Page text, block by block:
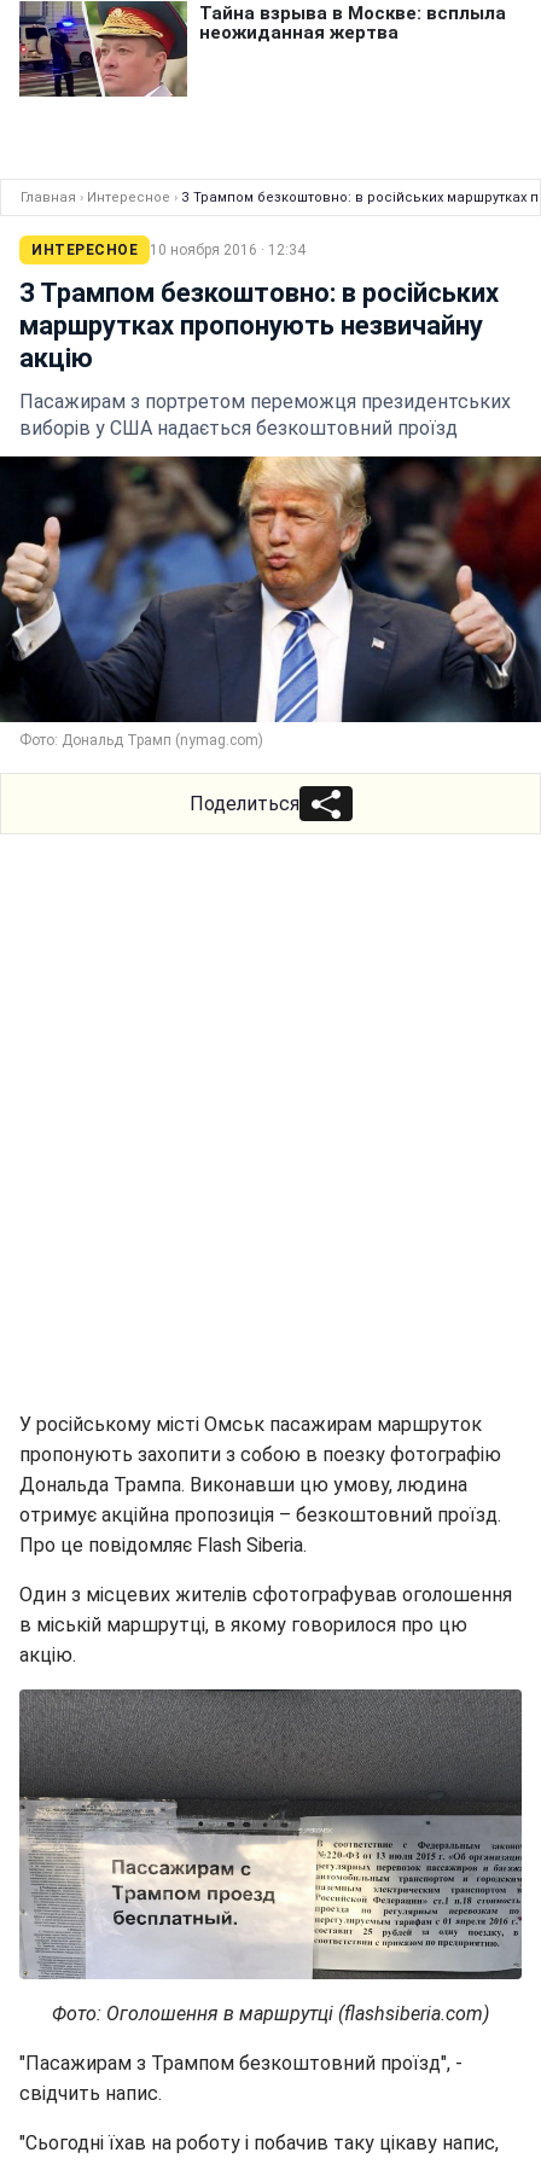
Главная › Интересное › З Трампом безкоштовно: в російських маршрутках
ИНТЕРЕСНОЕ 10 ноября 2016 · 12:34
З Трампом безкоштовно: в російських
маршрутках пропонують незвичайну
акцію
Пасажирам з портретом переможця президентських
виборів у США надається безкоштовний проїзд
Фото: Дональд Трамп (nymag.com)
Поделиться
У російському місті Омськ пасажирам маршруток
пропонують захопити з собою в поезку фотографію
Дональда Трампа. Виконавши цю умову, людина
отримує акційна пропозиція – безкоштовний проїзд.
Про це повідомляє Flash Siberia.
Один з місцевих жителів сфотографував оголошення
в міській маршрутці, в якому говорилося про цю
акцію.
Фото: Оголошення в маршрутці (flashsiberia.com)
"Пасажирам з Трампом безкоштовний проїзд", -
свідчить напис.
"Сьогодні їхав на роботу і побачив таку цікаву напис,